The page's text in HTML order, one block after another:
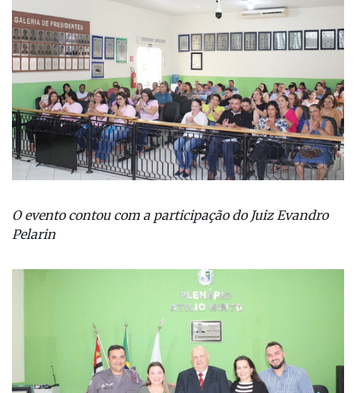
O evento contou com a participação do Juiz Evandro
Pelarin